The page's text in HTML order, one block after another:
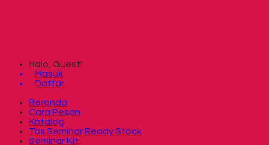
Halo, Guest!
Masuk
Daftar
Beranda
Cara Pesan
Katalog
Tas Seminar Ready Stock
Seminar Kit